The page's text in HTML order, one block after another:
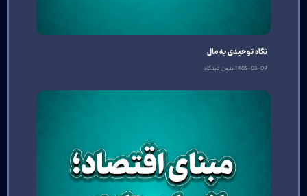
نگاه توحیدی به مال
1405-03-09بدون دیدگاه